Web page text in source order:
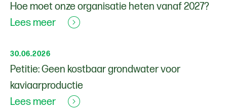
Hoe moet onze organisatie heten vanaf 2027?
Lees meer
30.06.2026
Petitie: Geen kostbaar grondwater voor
kaviaarproductie
Lees meer